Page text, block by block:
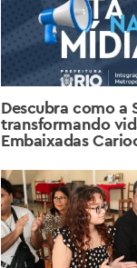
Descubra como a
transformando
Embaixadas